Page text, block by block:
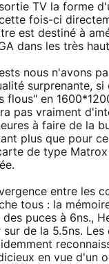
TV la forme
fois-ci
est destiné à
dans les très
nous n'avons
surprenante, si
flous" en
pas vraiment
à faire de la
plus que pour
de type
entre les
tous : la
puces à 6ns.,
de la 5.5ns. Les
en vue d'un